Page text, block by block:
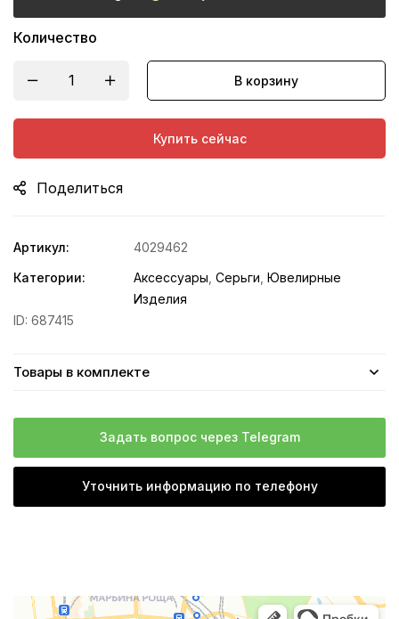
Количество
В корзину
Купить сейчас
Поделиться
Артикул:
4029462
Категории:
Аксессуары Серьги Ювелирные
Изделия
ID: 687415
Товары в комплекте
Задать вопрос через Telegram
Уточнить информацию по телефону